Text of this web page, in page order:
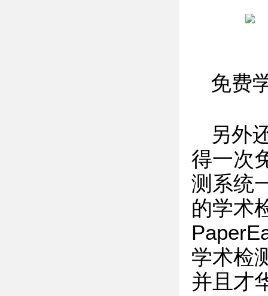
免费
另外
得一次
测系统
的学术
学术检
并且才